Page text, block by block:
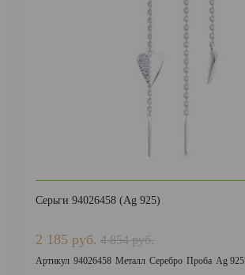
Серьги 94026458 (Ag 925)
2 185 руб. 4 854 руб.
Артикул 94026458 Металл Серебро Проба Ag 925